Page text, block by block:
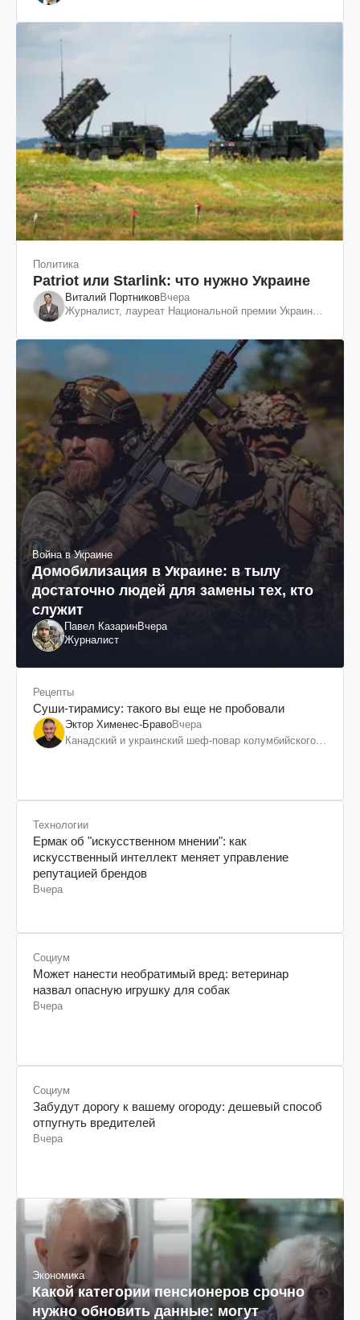
Политика
Patriot или Starlink: что нужно Украине
Виталий ПортниковВчера
Журналист, лауреат Национальной премии Украины
Война в Украине
Домобилизация в Украине: в тылу
достаточно людей для замены тех, кто
служит
Павел КазаринВчера
Журналист
Рецепты
Суши-тирамису: такого вы еще не пробовали
Эктор Хименес-БравоВчера
Канадский и украинский шеф-повар колумбийского
Технологии
Ермак об "искусственном мнении": как
искусственный интеллект меняет управление
репутацией брендов
Вчера
Социум
Может нанести необратимый вред: ветеринар
назвал опасную игрушку для собак
Вчера
Социум
Забудут дорогу к вашему огороду: дешевый способ
отпугнуть вредителей
Вчера
Экономика
Какой категории пенсионеров срочно
нужно обновить данные: могут